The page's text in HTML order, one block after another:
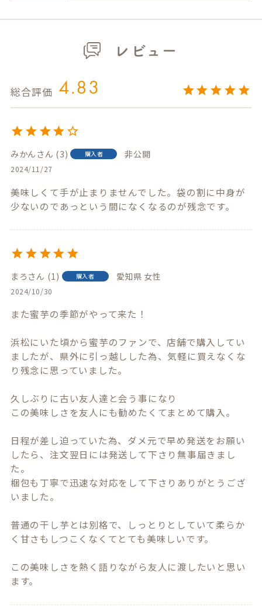
レビュー
4.83
みかん 3 購入者 非公開
2024/11/27
美味しくて手が止まりませんでした。袋の割に中身が
少ないのであっという間になくなるのが残念です。
まろ 1 購入者 愛知県 女性
2024/10/30
また蜜芋の季節がやって来た！
浜松にいた頃から蜜芋のファンで、店舗で購入してい
ましたが、県外に引っ越しした為、気軽に買えなくな
り残念に思っていました。
久しぶりに古い友人達と会う事になり
この美味しさを友人にも勧めたくてまとめて購入。
日程が差し迫っていた為、ダメ元で早め発送をお願い
したら、注文翌日には発送して下さり無事届きまし
た。
梱包も丁寧で迅速な対応をして下さりありがとうござ
いました。
普通の干し芋とは別格で、しっとりとしていて柔らか
く甘さもしつこくなくてとても美味しいです。
この美味しさを熱く語りながら友人に渡したいと思い